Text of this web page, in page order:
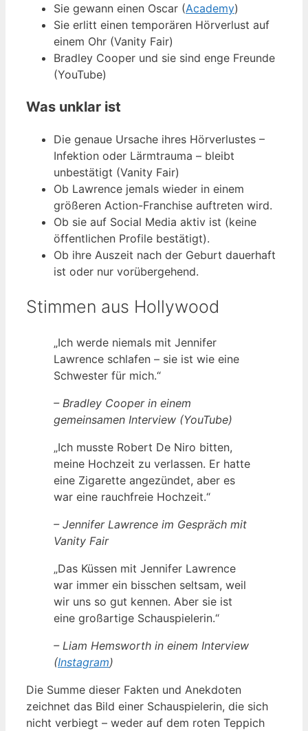
Sie gewann einen Oscar (Academy)
Sie erlitt einen temporären Hörverlust auf
einem Ohr (Vanity Fair)
Bradley Cooper und sie sind enge Freunde
(YouTube)
Was unklar ist
Die genaue Ursache ihres Hörverlustes –
Infektion oder Lärmtrauma – bleibt
unbestätigt (Vanity Fair)
Ob Lawrence jemals wieder in einem
größeren Action-Franchise auftreten wird.
Ob sie auf Social Media aktiv ist (keine
öffentlichen Profile bestätigt).
Ob ihre Auszeit nach der Geburt dauerhaft
ist oder nur vorübergehend.
Stimmen aus Hollywood
„Ich werde niemals mit Jennifer
Lawrence schlafen – sie ist wie eine
Schwester für mich.“
– Bradley Cooper in einem
gemeinsamen Interview (YouTube)
„Ich musste Robert De Niro bitten,
meine Hochzeit zu verlassen. Er hatte
eine Zigarette angezündet, aber es
war eine rauchfreie Hochzeit.“
– Jennifer Lawrence im Gespräch mit
Vanity Fair
„Das Küssen mit Jennifer Lawrence
war immer ein bisschen seltsam, weil
wir uns so gut kennen. Aber sie ist
eine großartige Schauspielerin.“
– Liam Hemsworth in einem Interview
(Instagram)
Die Summe dieser Fakten und Anekdoten
zeichnet das Bild einer Schauspielerin, die sich
nicht verbiegt – weder auf dem roten Teppich